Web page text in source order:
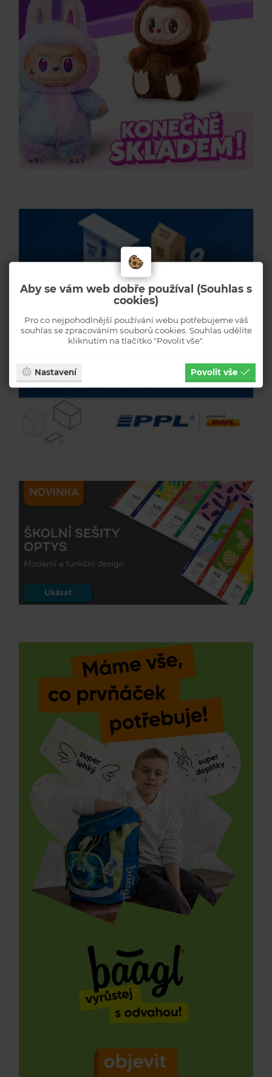
Aby se vám web dobře používal (Souhlas s
cookies)
Pro co nejpohodlnější používání webu potřebujeme váš
souhlas se zpracováním souborů cookies. Souhlas udělíte
kliknutím na tlačítko "Povolit vše".
Nastavení Povolit vše